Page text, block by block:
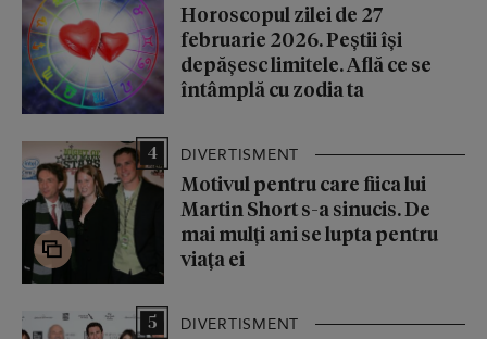
Horoscopul zilei de 27
februarie 2026. Peștii își
depășesc limitele. Află ce se
întâmplă cu zodia ta
4 DIVERTISMENT
Motivul pentru care fiica lui
Martin Short s-a sinucis. De
mai mulți ani se lupta pentru
viața ei
5 DIVERTISMENT